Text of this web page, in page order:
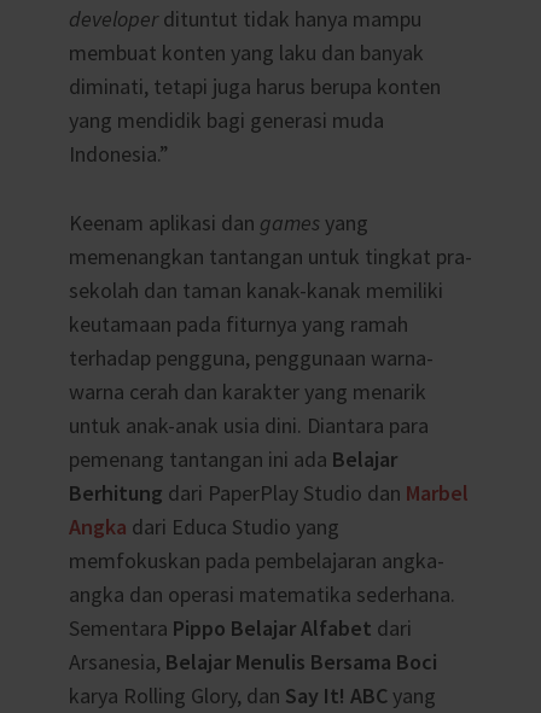
developerdituntut tidak hanya mampu
membuat konten yang laku dan banyak
diminati, tetapi juga harus berupa konten
yang mendidik bagi generasi muda
Indonesia.”
Keenam aplikasi dan games yang
memenangkan tantangan untuk tingkat pra-
sekolah dan taman kanak-kanak memiliki
keutamaan pada fiturnya yang ramah
terhadap pengguna, penggunaan warna-
warna cerah dan karakter yang menarik
untuk anak-anak usia dini. Diantara para
pemenang tantangan ini ada Belajar
Berhitung dari PaperPlay Studio dan Marbel
Angka dari Educa Studio yang
memfokuskan pada pembelajaran angka-
angka dan operasi matematika sederhana.
Sementara Pippo Belajar Alfabet dari
Arsanesia, Belajar Menulis Bersama Boci
karya Rolling Glory, dan Say It! ABCyang